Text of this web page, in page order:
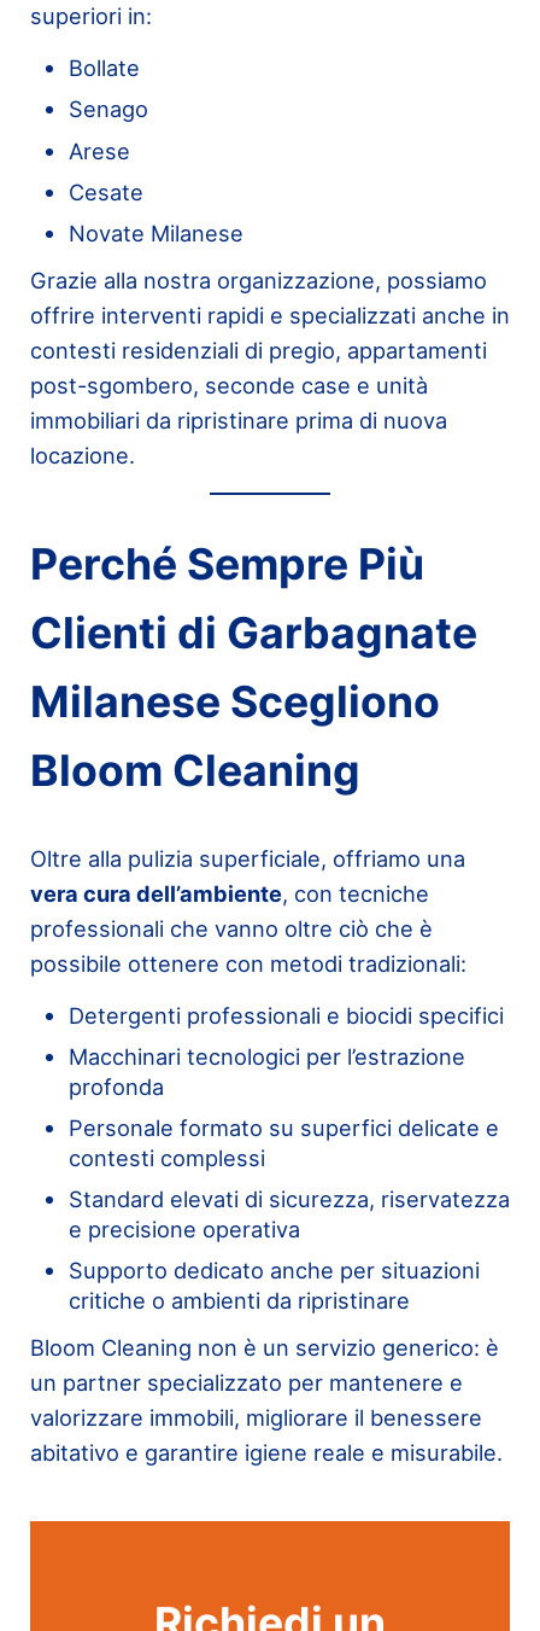
superiori in:
Bollate
Senago
Arese
Cesate
Novate Milanese
Grazie alla nostra organizzazione, possiamo
offrire interventi rapidi e specializzati anche in
contesti residenziali di pregio, appartamenti
post-sgombero, seconde case e unità
immobiliari da ripristinare prima di nuova
locazione.
Perché Sempre Più
Clienti di Garbagnate
Milanese Scegliono
Bloom Cleaning
Oltre alla pulizia superficiale, offriamo una
vera cura dell’ambiente, con tecniche
professionali che vanno oltre ciò che è
possibile ottenere con metodi tradizionali:
Detergenti professionali e biocidi specifici
Macchinari tecnologici per l’estrazione
profonda
Personale formato su superfici delicate e
contesti complessi
Standard elevati di sicurezza, riservatezza
e precisione operativa
Supporto dedicato anche per situazioni
critiche o ambienti da ripristinare
Bloom Cleaning non è un servizio generico: è
un partner specializzato per mantenere e
valorizzare immobili, migliorare il benessere
abitativo e garantire igiene reale e misurabile.